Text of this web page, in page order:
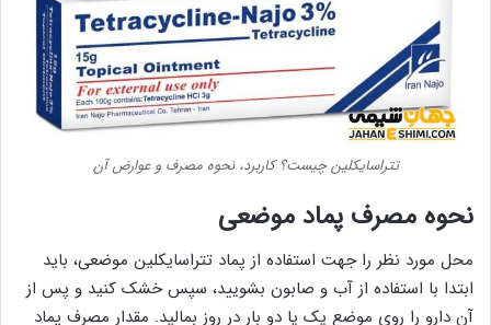
تتراسایکلین چیست؟ کاربرد، نحوه مصرف و عوارض آن
نحوه مصرف پماد موضعی
محل مورد نظر را جهت استفاده از پماد تتراسایکلین موضعی، باید
ابتدا با استفاده از آب و صابون بشویید، سپس خشک کنید و پس از
آن دارو را روی موضع یک یا دو بار در روز بمالید. مقدار مصرف پماد